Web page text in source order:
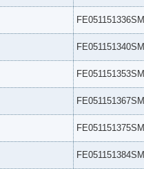
FE051151336SM
FE051151340SM
FE051151353SM
FE051151367SM
FE051151375SM
FE051151384SM